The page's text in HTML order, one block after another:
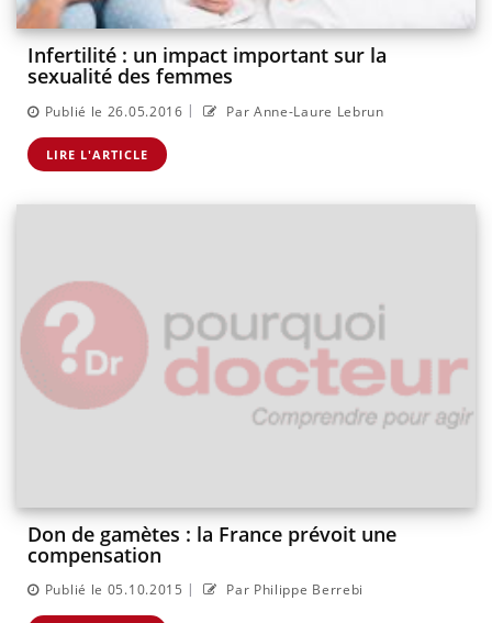
Infertilité : un impact important sur la
sexualité des femmes
Publié le 26.05.2016 | Par Anne-Laure Lebrun
LIRE L'ARTICLE
Don de gamètes : la France prévoit une
compensation
Publié le 05.10.2015 | Par Philippe Berrebi